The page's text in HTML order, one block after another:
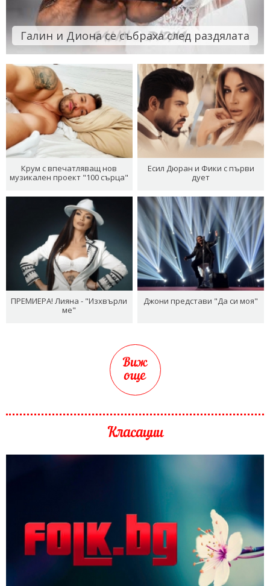
Галин и Диона се събраха след раздялата
Крум с впечатляващ нов
музикален проект "100 сърца"
Есил Дюран и Фики с първи
дует
ПРЕМИЕРА! Лияна - "Изхвърли
ме"
Джони представи "Да си моя"
Виж
още
Класации